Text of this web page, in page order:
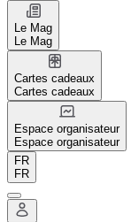
Le Mag
Le Mag
Cartes cadeaux
Cartes cadeaux
Espace organisateur
Espace organisateur
FR
FR